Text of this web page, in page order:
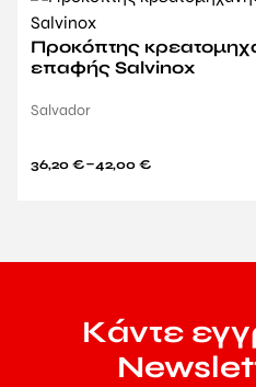
Προκόπτης
επαφής Salvinox
Salvador
36,20 €–42,00 €
Κάντε